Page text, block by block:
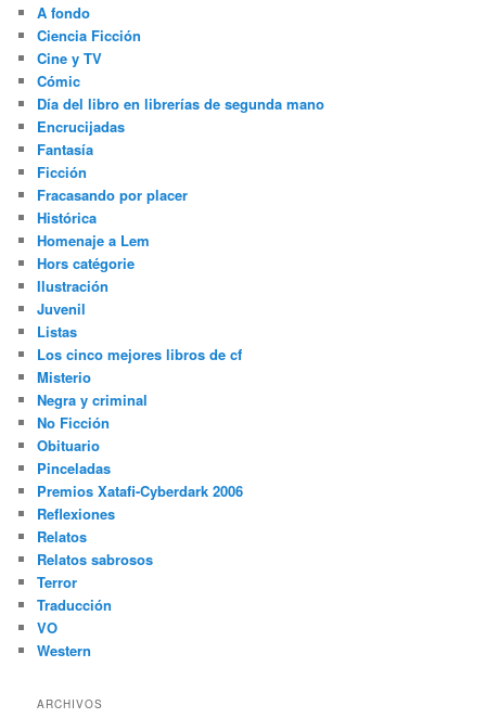
A fondo
Ciencia Ficción
Cine y TV
Cómic
Día del libro en librerías de segunda mano
Encrucijadas
Fantasía
Ficción
Fracasando por placer
Histórica
Homenaje a Lem
Hors catégorie
Ilustración
Juvenil
Listas
Los cinco mejores libros de cf
Misterio
Negra y criminal
No Ficción
Obituario
Pinceladas
Premios Xatafi-Cyberdark 2006
Reflexiones
Relatos
Relatos sabrosos
Terror
Traducción
VO
Western
ARCHIVOS